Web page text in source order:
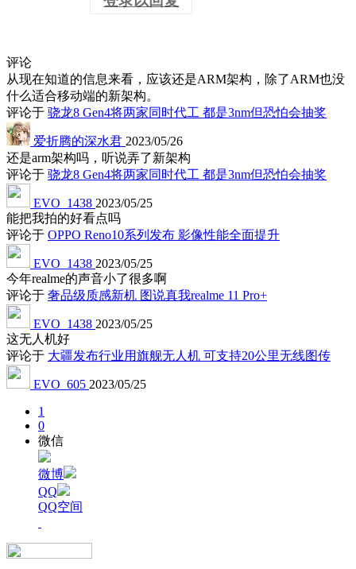
评论
从现在知道的信息来看，应该还是ARM架构，除了ARM也没
什么适合移动端的新架构。
评论于 骁龙8 Gen4将两家同时代工 都是3nm但恐怕会抽奖
爱折腾的深水君 2023/05/26
还是arm架构吗，听说弄了新架构
评论于 骁龙8 Gen4将两家同时代工 都是3nm但恐怕会抽奖
EVO_1438 2023/05/25
能把我拍的好看点吗
评论于 OPPO Reno10系列发布 影像性能全面提升
EVO_1438 2023/05/25
今年realme的声音小了很多啊
评论于 奢品级质感新机 图说真我realme 11 Pro+
EVO_1438 2023/05/25
这无人机好
评论于 大疆发布行业用旗舰无人机 可支持20公里无线图传
EVO_605 2023/05/25
1
0
微信
微博
QQ
QQ空间